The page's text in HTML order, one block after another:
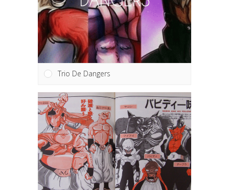
Trio De Dangers